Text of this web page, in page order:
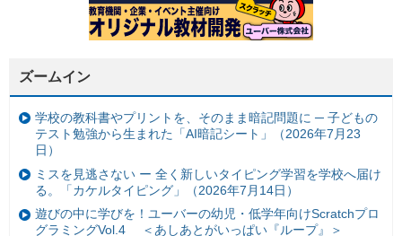
ズームイン
学校の教科書やプリントを、そのまま暗記問題に ─ 子どもの
テスト勉強から生まれた「AI暗記シート」（2026年7月23
日）
ミスを見逃さない ー 全く新しいタイピング学習を学校へ届け
る。「カケルタイピング」（2026年7月14日）
遊びの中に学びを！ユーバーの幼児・低学年向けScratchプロ
グラミングVol.4 ＜あしあとがいっぱい『ループ』＞